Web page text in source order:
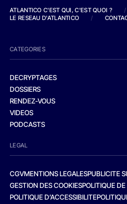
ATLANTICO C'EST QUI, C'EST QUOI ?
/
LE RESEAU D'ATLANTICO
/
CATEGORIES
DECRYPTAGES
DOSSIERS
RENDEZ-VOUS
VIDEOS
PODCASTS
LEGAL
CGVMENTIONS LEGALESPUBLICITE
GESTION DES COOKIESPOLITIQUE
POLITIQUE D’ACCESSIBILITE